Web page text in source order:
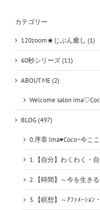
カテゴリー
120zoom★じぶん癒し (1)
60秒シリーズ (11)
ABOUT ME (2)
Welcome salon
BLOG (497)
0.序章:Ima♥Coco~今こ
1.【自分】わくわく・
2.【時間】～今を生き
3.【瞑想】～ｱﾌｧﾒｰｼｮﾝ